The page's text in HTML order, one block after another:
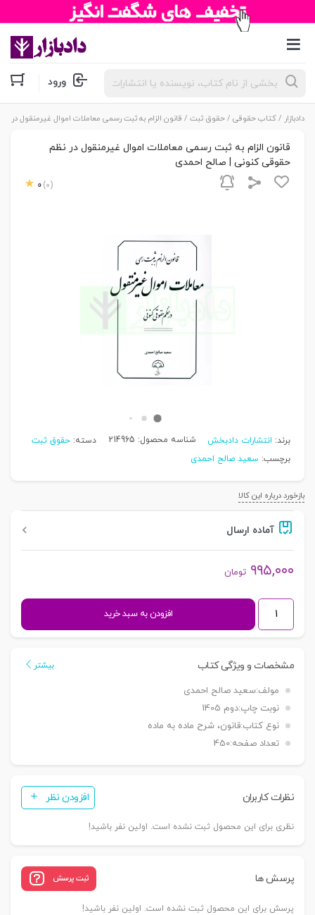
جستجوی
محصولات ورود
دادبازار /کتاب حقوقی /حقوق ثبت / قانون الزام به ثبت رسمی معاملات اموال غیرمنقول در
قانون الزام به ثبت رسمی معاملات اموال غیرمنقول در نظم
حقوقی کنونی | صالح احمدی
0 (0)
برند: انتشارات دادبخش شناسه محصول: 214965 دسته: حقوق ثبت
برچسب: سعید صالح احمدی
بازخورد درباره این کالا
آماده ارسال
۹۹۵,۰۰۰ تومان
قانون
الزام
ثبت
معاملات
اموال
غیرمنقول
در
کنونی
صالح
افزودن به سبد خرید
مشخصات و ویژگی کتاب بیشتر
مولف:سعید صالح احمدی
نوبت چاپ:دوم 1405
نوع کتاب:قانون، شرح ماده به ماده
تعداد صفحه:450
نظرات کاربران افزودن نظر
نظری برای این محصول ثبت نشده است. اولین نفر باشید!
پرسش ها ثبت پرسش
پرسش برای این محصول ثبت نشده است. اولین نفر باشید!